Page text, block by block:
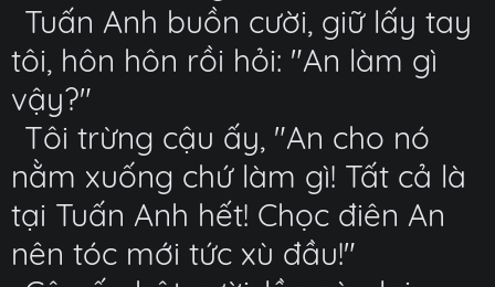
Tuấn Anh buồn cười, giữ lấy tay
tôi, hôn hôn rồi hỏi: "An làm gì
vậy?"
Tôi trừng cậu ấy, "An cho nó
nằm xuống chứ làm gì! Tất cả là
tại Tuấn Anh hết! Chọc điên An
nên tóc mới tức xù đầu!"